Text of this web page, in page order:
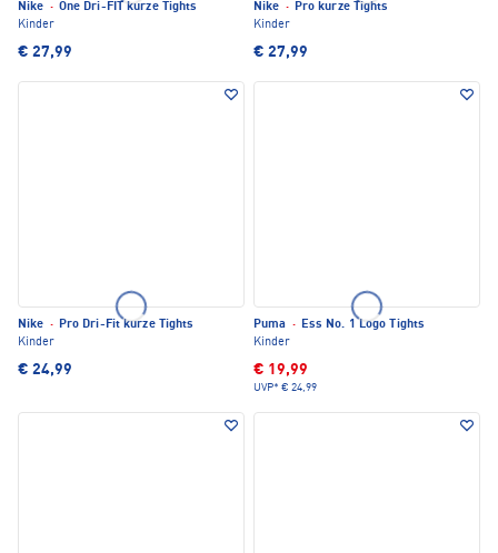
Nike · One Dri-FIT kurze Tights
Kinder
€ 27,99
Nike · Pro kurze Tights
Kinder
€ 27,99
Nike · Pro Dri-Fit kurze Tights
Kinder
€ 24,99
Puma · Ess No. 1 Logo Tights
Kinder
€ 19,99
UVP* € 24,99